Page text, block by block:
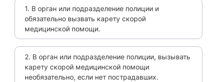
1. В орган или подразделение полиции и
обязательно вызвать карету скорой
медицинской помощи.
2. В орган или подразделение полиции, вызывать
карету скорой медицинской помощи
необязательно, если нет пострадавших.